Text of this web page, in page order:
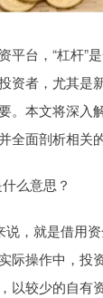
平台，“杠杆”
资者，尤其是
。本文将深入
全面剖析相关
么意思？
，就是借用
际操作中，投
以较少的自有